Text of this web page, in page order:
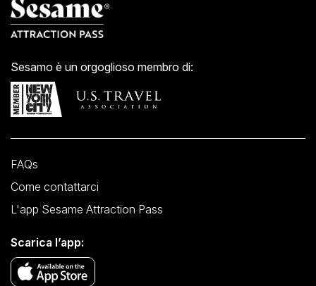
Sesamo è un orgoglioso membro di:
FAQs
Come contattarci
L'app Sesame Attraction Pass
Scarica l’app: